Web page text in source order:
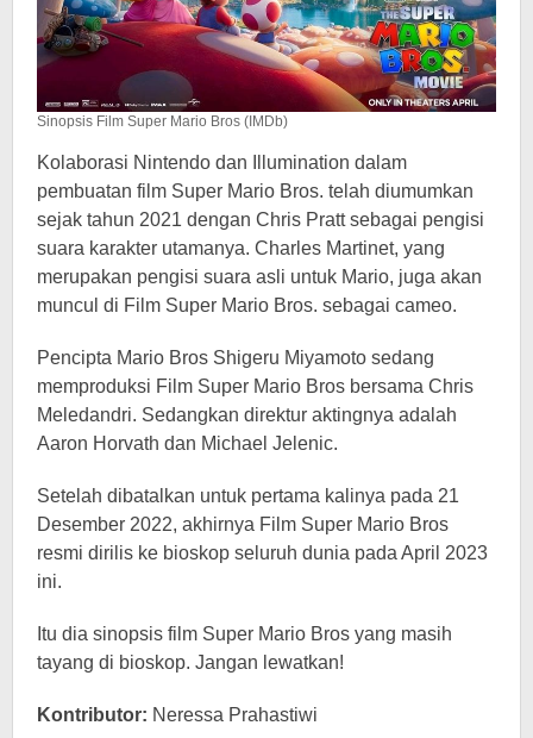
Sinopsis Film Super Mario Bros (IMDb)
Kolaborasi Nintendo dan Illumination dalam
pembuatan film Super Mario Bros. telah diumumkan
sejak tahun 2021 dengan Chris Pratt sebagai pengisi
suara karakter utamanya. Charles Martinet, yang
merupakan pengisi suara asli untuk Mario, juga akan
muncul di Film Super Mario Bros. sebagai cameo.
Pencipta Mario Bros Shigeru Miyamoto sedang
memproduksi Film Super Mario Bros bersama Chris
Meledandri. Sedangkan direktur aktingnya adalah
Aaron Horvath dan Michael Jelenic.
Setelah dibatalkan untuk pertama kalinya pada 21
Desember 2022, akhirnya Film Super Mario Bros
resmi dirilis ke bioskop seluruh dunia pada April 2023
ini.
Itu dia sinopsis film Super Mario Bros yang masih
tayang di bioskop. Jangan lewatkan!
Kontributor: Neressa Prahastiwi